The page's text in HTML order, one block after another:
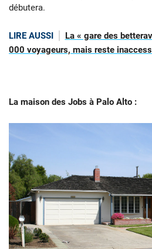
débutera.
LIRE AUSSI
La « gare des
000 voyageurs, mais reste
La maison des Jobs à Palo Alto :